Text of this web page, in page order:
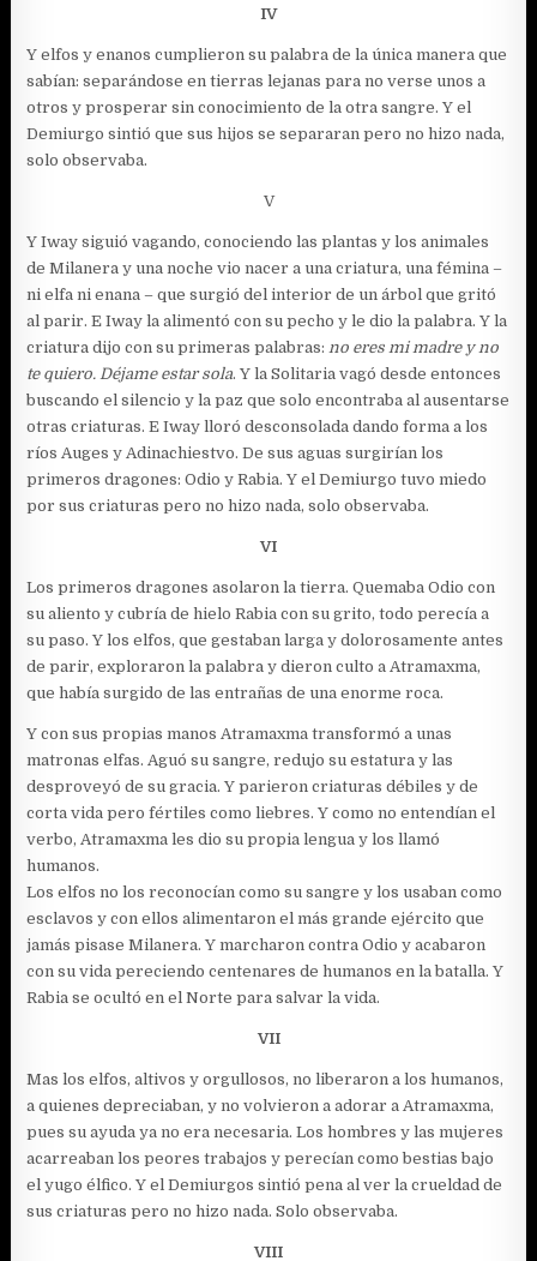
IV
Y elfos y enanos cumplieron su palabra de la única manera que
sabían: separándose en tierras lejanas para no verse unos a
otros y prosperar sin conocimiento de la otra sangre. Y el
Demiurgo sintió que sus hijos se separaran pero no hizo nada,
solo observaba.
V
Y Iway siguió vagando, conociendo las plantas y los animales
de Milanera y una noche vio nacer a una criatura, una fémina –
ni elfa ni enana – que surgió del interior de un árbol que gritó
al parir. E Iway la alimentó con su pecho y le dio la palabra. Y la
criatura dijo con su primeras palabras: no eres mi madre y no
te quiero. Déjame estar sola. Y la Solitaria vagó desde entonces
buscando el silencio y la paz que solo encontraba al ausentarse
otras criaturas. E Iway lloró desconsolada dando forma a los
ríos Auges y Adinachiestvo. De sus aguas surgirían los
primeros dragones: Odio y Rabia. Y el Demiurgo tuvo miedo
por sus criaturas pero no hizo nada, solo observaba.
VI
Los primeros dragones asolaron la tierra. Quemaba Odio con
su aliento y cubría de hielo Rabia con su grito, todo perecía a
su paso. Y los elfos, que gestaban larga y dolorosamente antes
de parir, exploraron la palabra y dieron culto a Atramaxma,
que había surgido de las entrañas de una enorme roca.
Y con sus propias manos Atramaxma transformó a unas
matronas elfas. Aguó su sangre, redujo su estatura y las
desproveyó de su gracia. Y parieron criaturas débiles y de
corta vida pero fértiles como liebres. Y como no entendían el
verbo, Atramaxma les dio su propia lengua y los llamó
humanos.
Los elfos no los reconocían como su sangre y los usaban como
esclavos y con ellos alimentaron el más grande ejército que
jamás pisase Milanera. Y marcharon contra Odio y acabaron
con su vida pereciendo centenares de humanos en la batalla. Y
Rabia se ocultó en el Norte para salvar la vida.
VII
Mas los elfos, altivos y orgullosos, no liberaron a los humanos,
a quienes depreciaban, y no volvieron a adorar a Atramaxma,
pues su ayuda ya no era necesaria. Los hombres y las mujeres
acarreaban los peores trabajos y perecían como bestias bajo
el yugo élfico. Y el Demiurgos sintió pena al ver la crueldad de
sus criaturas pero no hizo nada. Solo observaba.
VIII